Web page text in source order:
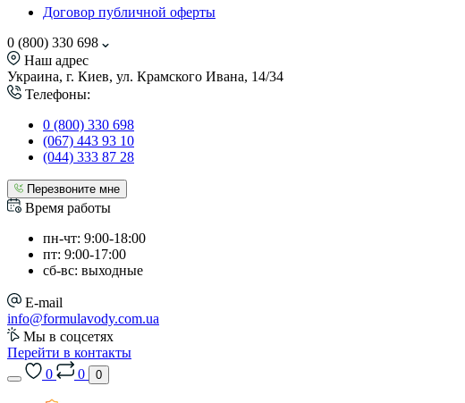
Договор публичной оферты
0 (800) 330 698
Наш адрес
Украина, г. Киев, ул. Крамского Ивана, 14/34
Телефоны:
0 (800) 330 698
(067) 443 93 10
(044) 333 87 28
Перезвоните мне
Время работы
пн-чт: 9:00-18:00
пт: 9:00-17:00
сб-вс: выходные
E-mail
info@formulavody.com.ua
Мы в соцсетях
Перейти в контакты
0
0 0